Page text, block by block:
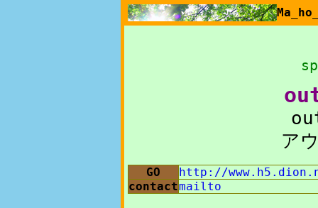
ア
GO
http://
contactmailto